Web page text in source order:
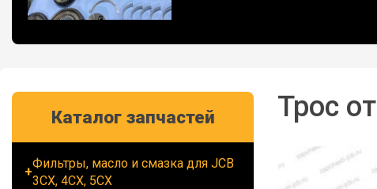
Каталог запчастей
Фильтры, масло и смазка для JCB
3CX, 4CX, 5CX
Трос